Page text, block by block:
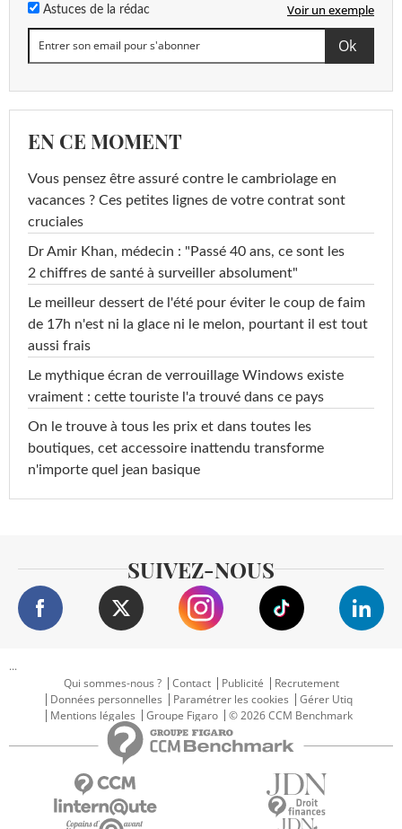
Astuces de la rédac Voir un exemple
EN CE MOMENT
Vous pensez être assuré contre le cambriolage en
vacances ? Ces petites lignes de votre contrat sont
cruciales
Dr Amir Khan, médecin : "Passé 40 ans, ce sont les
2 chiffres de santé à surveiller absolument"
Le meilleur dessert de l'été pour éviter le coup de faim
de 17h n'est ni la glace ni le melon, pourtant il est tout
aussi frais
Le mythique écran de verrouillage Windows existe
vraiment : cette touriste l'a trouvé dans ce pays
On le trouve à tous les prix et dans toutes les
boutiques, cet accessoire inattendu transforme
n'importe quel jean basique
SUIVEZ-NOUS
...
Qui sommes-nous ?
Contact Publicité
Recrutement
Données personnelles
Paramétrer les cookies
Gérer Utiq
Mentions légales
Groupe Figaro © 2026 CCM Benchmark